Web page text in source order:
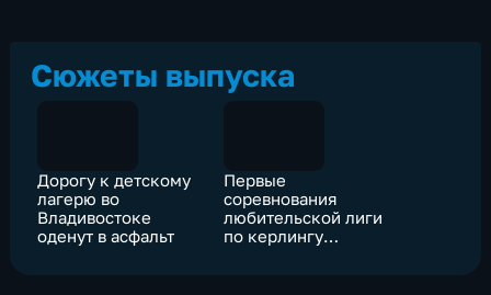
Сюжеты выпуска
Дорогу к детскому
лагерю во
Владивостоке
оденут в асфальт
Первые
соревнования
любительской лиги
по керлингу